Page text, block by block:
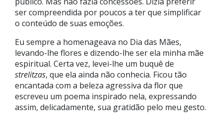
ser compreendida por poucos a ter que simplificar
o conteúdo de suas emoções.
Eu sempre a homenageava no Dia das Mães,
levando-lhe flores e dizendo-lhe ser ela minha mãe
espiritual. Certa vez, levei-lhe um buquê de
strelitzas, que ela ainda não conhecia. Ficou tão
encantada com a beleza agressiva da flor que
escreveu um poema inspirado nela, expressando
assim, delicadamente, sua gratidão pelo meu gesto.